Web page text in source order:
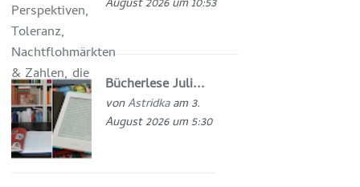
Bücherlese Juli...
vonAstridkaam 3.
August 2026 um 5:30